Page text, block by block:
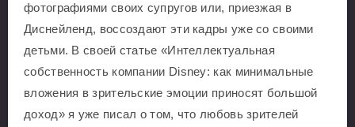
фотографиями своих супругов или, приезжая в
Диснейленд, воссоздают эти кадры уже со своими
детьми. В своей статье «Интеллектуальная
собственность компании Disney: как минимальные
вложения в зрительские эмоции приносят большой
доход» я уже писал о том, что любовь зрителей